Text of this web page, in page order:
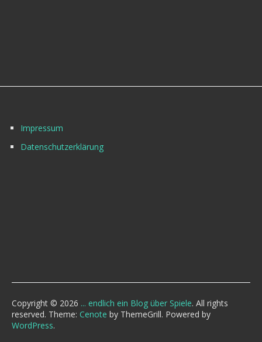
Impressum
Datenschutzerklärung
Copyright © 2026 ... endlich ein Blog über Spiele. All rights
reserved. Theme: Cenote by ThemeGrill. Powered by
WordPress.